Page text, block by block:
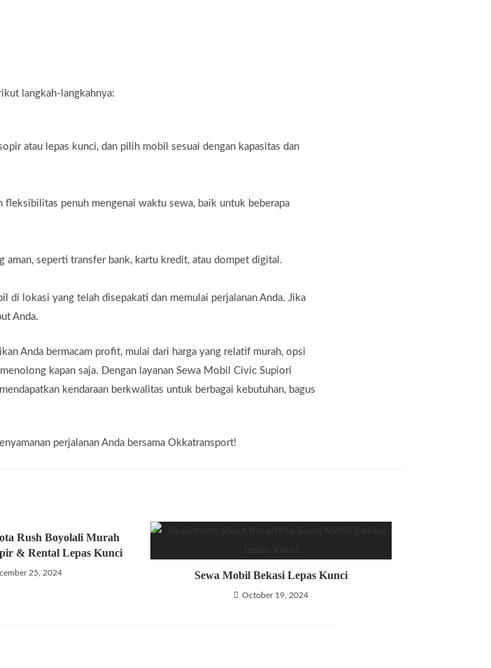
langkah-langkahnya:
atau lepas kunci, dan pilih mobil sesuai dengan kapasitas dan
fleksibilitas penuh mengenai waktu sewa, baik untuk beberapa
aman, seperti transfer bank, kartu kredit, atau dompet digital.
di lokasi yang telah disepakati dan memulai perjalanan Anda. Jika
Anda.
Anda bermacam profit, mulai dari harga yang relatif murah, opsi
kapan saja. Dengan layanan Sewa Mobil Civic Supiori
kendaraan berkwalitas untuk berbagai kebutuhan, bagus
perjalanan Anda bersama Okkatransport!
Rush Boyolali Murah
& Rental Lepas Kunci
25, 2024 Sewa Mobil Bekasi Lepas Kunci
October 19, 2024